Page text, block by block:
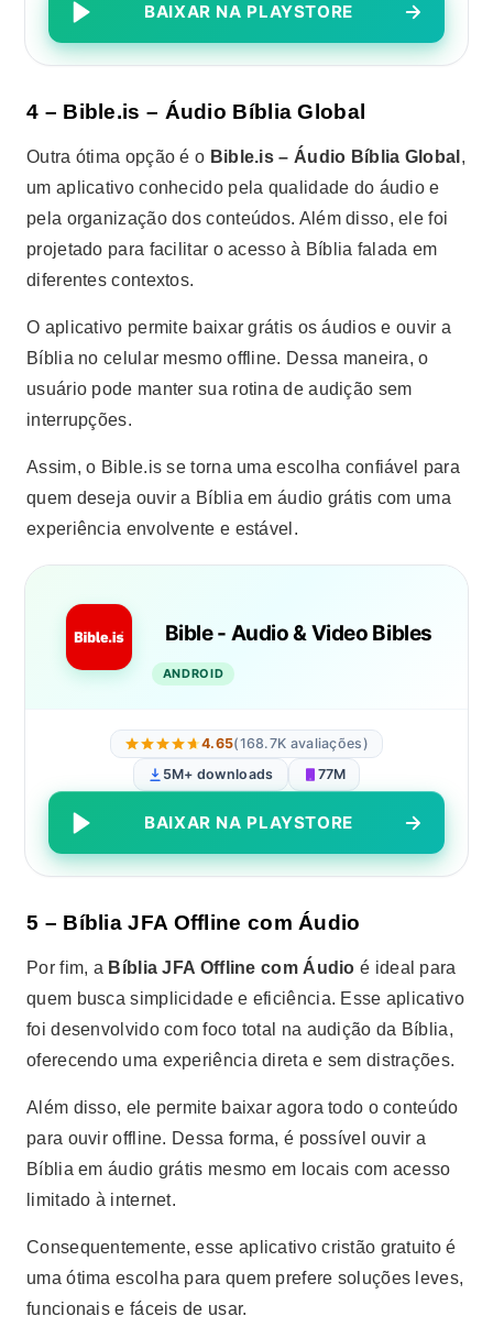
BAIXAR NA PLAYSTORE
4 – Bible.is – Áudio Bíblia Global
Outra ótima opção é o Bible.is – Áudio Bíblia Global ,
um aplicativo conhecido pela qualidade do áudio e
pela organização dos conteúdos. Além disso, ele foi
projetado para facilitar o acesso à Bíblia falada em
diferentes contextos.
O aplicativo permite baixar grátis os áudios e ouvir a
Bíblia no celular mesmo offline. Dessa maneira, o
usuário pode manter sua rotina de audição sem
interrupções.
Assim, o Bible.is se torna uma escolha confiável para
quem deseja ouvir a Bíblia em áudio grátis com uma
experiência envolvente e estável.
Bible - Audio & Video Bibles
ANDROID
4.65(168.7K avaliações)
5M+ downloads
77M
BAIXAR NA PLAYSTORE
5 – Bíblia JFA Offline com Áudio
Por fim, a Bíblia JFA Offline com Áudio é ideal para
quem busca simplicidade e eficiência. Esse aplicativo
foi desenvolvido com foco total na audição da Bíblia,
oferecendo uma experiência direta e sem distrações.
Além disso, ele permite baixar agora todo o conteúdo
para ouvir offline. Dessa forma, é possível ouvir a
Bíblia em áudio grátis mesmo em locais com acesso
limitado à internet.
Consequentemente, esse aplicativo cristão gratuito é
uma ótima escolha para quem prefere soluções leves,
funcionais e fáceis de usar.